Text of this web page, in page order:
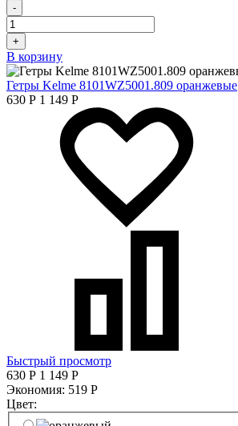
-
+
В корзину
Гетры Kelme 8101WZ5001.809 оранжевые
630 Р 1 149 Р
Быстрый просмотр
630 Р 1 149 Р
Экономия: 519 Р
Цвет: